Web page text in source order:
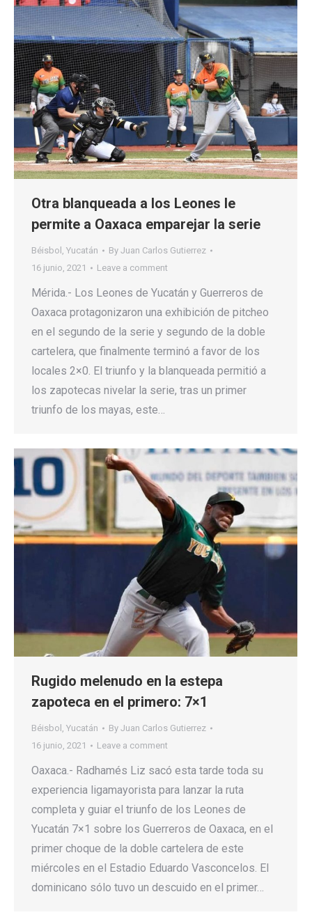
Otra blanqueada a los Leones le
permite a Oaxaca emparejar la serie
Béisbol , Yucatán By Juan Carlos Gutierrez
16 junio, 2021
Leave a comment
Mérida.- Los Leones de Yucatán y Guerreros de
Oaxaca protagonizaron una exhibición de pitcheo
en el segundo de la serie y segundo de la doble
cartelera, que finalmente terminó a favor de los
locales 2×0. El triunfo y la blanqueada permitió a
los zapotecas nivelar la serie, tras un primer
triunfo de los mayas, este…
Rugido melenudo en la estepa
zapoteca en el primero: 7×1
Béisbol , Yucatán By Juan Carlos Gutierrez
16 junio, 2021
Leave a comment
Oaxaca.- Radhamés Liz sacó esta tarde toda su
experiencia ligamayorista para lanzar la ruta
completa y guiar el triunfo de los Leones de
Yucatán 7×1 sobre los Guerreros de Oaxaca, en el
primer choque de la doble cartelera de este
miércoles en el Estadio Eduardo Vasconcelos. El
dominicano sólo tuvo un descuido en el primer…